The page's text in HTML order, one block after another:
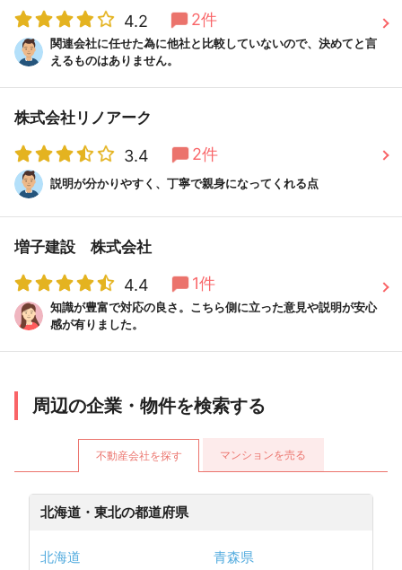
最寄り駅：新森古市
信頼と安心の株式会社フロンティア
い。
センチュリー２１ 株式会社フロンティア不動産販売
本店の 売却スピード
口コミ
こちらの売却期間に 合わせていただき 凄
いただき 満足した価格で 売却が出来ました。...
続きをみる
守口市の分譲マンションを1,750万円で売却 / 60代男性 /
女性だったので安心 他9件
4.2 2件
関連会社に任せた為に他社と比較していないので、決めてと言
えるものはありません。
株式会社リノアーク
3.4 2件
説明が分かりやすく、丁寧で親身になってくれる点
増子建設 株式会社
4.4 1件
知識が豊富で対応の良さ。こちら側に立った意見や説明が安心
感が有りました。
周辺の企業・物件を検索する
不動産会社を探す マンションを売る
北海道・東北の都道府県
北海道
青森県